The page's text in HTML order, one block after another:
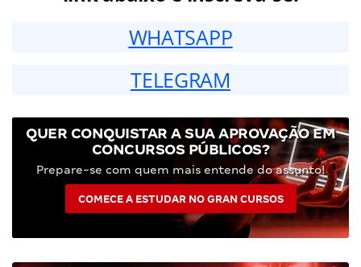
WHATSAPP
TELEGRAM
QUER CONQUISTAR A SUA APROVAÇÃO EM
CONCURSOS PÚBLICOS?
Prepare-se com quem mais entende do assunto!
COMECE A ESTUDAR NO GRAN CURSOS